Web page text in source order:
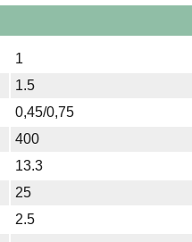
1
1.5
0,45/0,75
400
13.3
25
2.5